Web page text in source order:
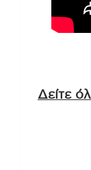
Δείτε